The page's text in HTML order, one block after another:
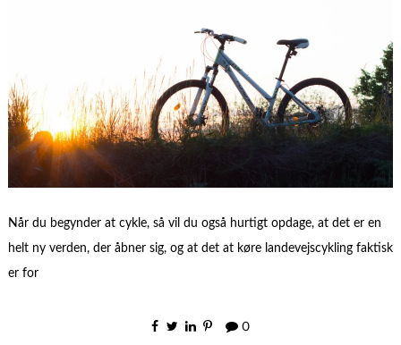
Når du begynder at cykle, så vil du også hurtigt opdage, at det er en
helt ny verden, der åbner sig, og at det at køre landevejscykling faktisk
er for
0